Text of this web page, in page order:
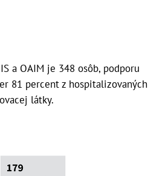
a OAIM je 348 osôb, podporu
81 percent z hospitalizovaných
látky.